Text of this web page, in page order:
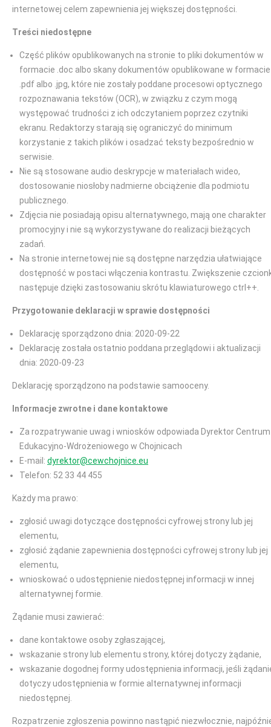
internetowej celem zapewnienia jej większej dostępności.
Treści niedostępne
Część plików opublikowanych na stronie to pliki dokumentów w
formacie .doc albo skany dokumentów opublikowane w formacie
.pdf albo .jpg, które nie zostały poddane procesowi optycznego
rozpoznawania tekstów (OCR), w związku z czym mogą
występować trudności z ich odczytaniem poprzez czytniki
ekranu. Redaktorzy starają się ograniczyć do minimum
korzystanie z takich plików i osadzać teksty bezpośrednio w
serwisie.
Nie są stosowane audio deskrypcje w materiałach wideo,
dostosowanie niosłoby nadmierne obciążenie dla podmiotu
publicznego.
Zdjęcia nie posiadają opisu alternatywnego, mają one charakter
promocyjny i nie są wykorzystywane do realizacji bieżących
zadań.
Na stronie internetowej nie są dostępne narzędzia ułatwiające
dostępność w postaci włączenia kontrastu. Zwiększenie
następuje dzięki zastosowaniu skrótu klawiaturowego ctrl++.
Przygotowanie deklaracji w sprawie dostępności
Deklarację sporządzono dnia: 2020-09-22
Deklarację została ostatnio poddana przeglądowi i aktualizacji
dnia: 2020-09-23
Deklarację sporządzono na podstawie samooceny.
Informacje zwrotne i dane kontaktowe
Za rozpatrywanie uwag i wniosków odpowiada Dyrektor Centrum
Edukacyjno-Wdrożeniowego w Chojnicach
E-mail: dyrektor@cewchojnice.eu
Telefon: 52 33 44 455
Każdy ma prawo:
zgłosić uwagi dotyczące dostępności cyfrowej strony lub jej
elementu,
zgłosić żądanie zapewnienia dostępności cyfrowej strony lub jej
elementu,
wnioskować o udostępnienie niedostępnej informacji w innej
alternatywnej formie.
Żądanie musi zawierać:
dane kontaktowe osoby zgłaszającej,
wskazanie strony lub elementu strony, której dotyczy żądanie,
wskazanie dogodnej formy udostępnienia informacji, jeśli
dotyczy udostępnienia w formie alternatywnej informacji
niedostępnej.
Rozpatrzenie zgłoszenia powinno nastąpić niezwłocznie,